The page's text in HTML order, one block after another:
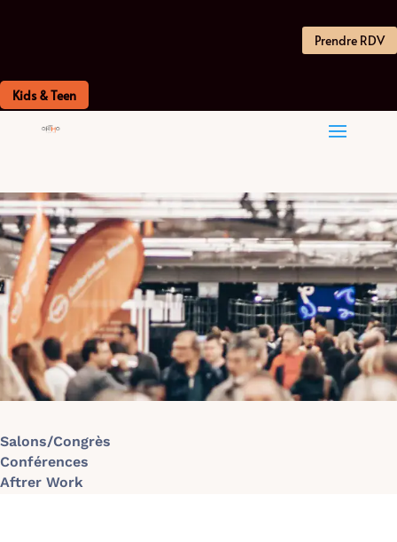
Prendre RDV
Kids & Teen
Salons/Congrès
Conférences
Aftrer Work